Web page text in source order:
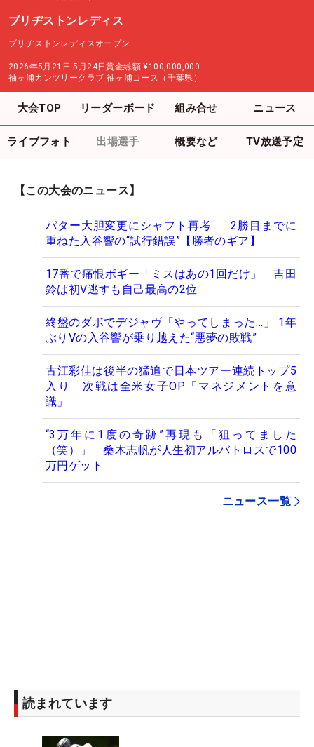
ブリヂストンレディス
ブリヂストンレディスオープン
2026年5月21日-5月24日賞金総額 ¥100,000,000
袖ヶ浦カンツリークラブ 袖ヶ浦コース（千葉県）
大会TOP リーダーボード 組み合せ ニュース
ライブフォト 出場選手 概要など TV放送予定
【この大会のニュース】
パター大胆変更にシャフト再考… 2勝目までに
重ねた入谷響の“試行錯誤”【勝者のギア】
17番で痛恨ボギー「ミスはあの1回だけ」 吉田
鈴は初V逃すも自己最高の2位
終盤のダボでデジャヴ「やってしまった…」 1年
ぶりVの入谷響が乗り越えた“悪夢の敗戦”
古江彩佳は後半の猛追で日本ツアー連続トップ5
入り 次戦は全米女子OP「マネジメントを意
識」
“3万年に1度の奇跡”再現も「狙ってました
（笑）」 桑木志帆が人生初アルバトロスで100
万円ゲット
ニュース一覧
読まれています